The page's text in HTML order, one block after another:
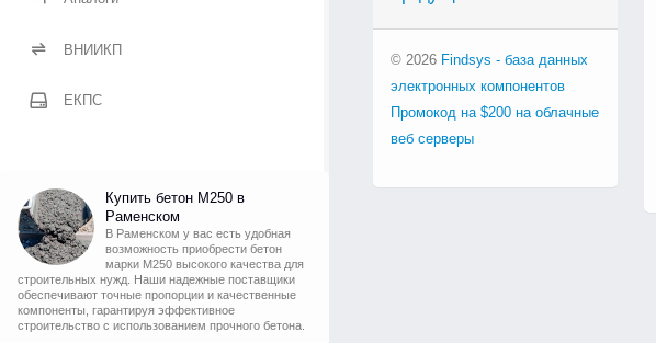
ВНИИКП
ЕКПС
Купить бетон М250 в
Раменском
В Раменском у вас есть удобная
возможность приобрести бетон
марки М250 высокого качества для
строительных нужд. Наши надежные поставщики
обеспечивают точные пропорции и качественные
компоненты, гарантируя эффективное
строительство с использованием прочного бетона.
© 2026 Findsys - база данных
электронных компонентов
Промокод на $200 на облачные
веб серверы